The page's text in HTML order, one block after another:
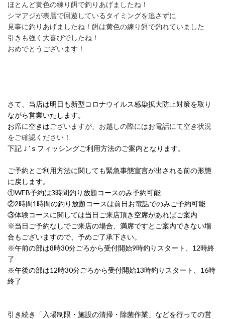
ほとんど黄色の練り餌で釣りあげましたね！
シマアジが表層で回遊しているタイミングを逃さずに
見事に釣りあげましたね！餌は黄色の練り餌で釣れていました
引きも強く大喜びでしたね！
おめでとうございます！
さて、当店は明日も新型コロナウイルス感染拡大防止対策を取り
ながら営業いたします。
お席に空きはございますが、お越しの際にはお電話にて空き状況
をご確認ください！
下記Ｊ’ｓフィッシングご利用方法のご案内となります。
ご予約とご利用方法に関しても緊急事態宣言が出される前の形態
に戻します。
①WEB予約は3時間釣り放題コースのみ予約可能
②2時間1時間の釣り放題コースは前日お電話でのみご予約可能
③体験コースに関しては当日ご来店頂き空席があればご案内
※当日ご予約なしでご来店の場合、満席ですとご案内できない場
合もございますので、予めご了承下さい。
※午前の部は8時30分ごろから受付開始9時釣りスタート、12時終
了
※午後の部は12時30分ごろから受付開始13時釣りスタート、16時
終了
引き続き「入場制限・施設の清掃・除菌作業」などを行っての営